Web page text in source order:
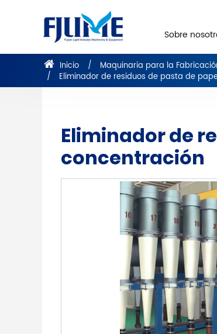
Sobre
Inicio Maquinaria para la
Eliminador de residuos de pasta de
Eliminador de
concentración